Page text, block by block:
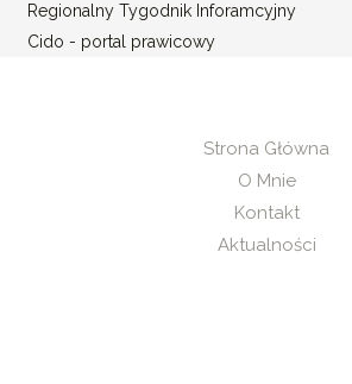
Regionalny Tygodnik Inforamcyjny
Cido - portal prawicowy
Strona Główna
O Mnie
Kontakt
Aktualności